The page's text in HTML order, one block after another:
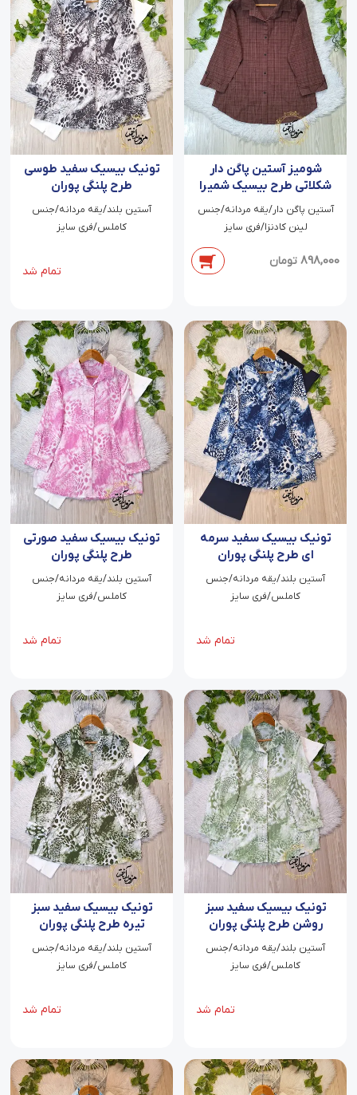
شومیز آستین پاگن دار
شکلاتی طرح بیسیک شمیرا
آستین پاگن دار/یقه مردانه/جنس
لینن کادنزا/فری سایز
898,000 تومان
تونیک بیسیک سفید طوسی
طرح پلنگی پوران
آستین بلند/یقه مردانه/جنس
کاملس/فری سایز
تمام شد
تونیک بیسیک سفید سرمه
ای طرح پلنگی پوران
آستین بلند/یقه مردانه/جنس
کاملس/فری سایز
تمام شد
تونیک بیسیک سفید صورتی
طرح پلنگی پوران
آستین بلند/یقه مردانه/جنس
کاملس/فری سایز
تمام شد
تونیک بیسیک سفید سبز
روشن طرح پلنگی پوران
آستین بلند/یقه مردانه/جنس
کاملس/فری سایز
تمام شد
تونیک بیسیک سفید سبز
تیره طرح پلنگی پوران
آستین بلند/یقه مردانه/جنس
کاملس/فری سایز
تمام شد